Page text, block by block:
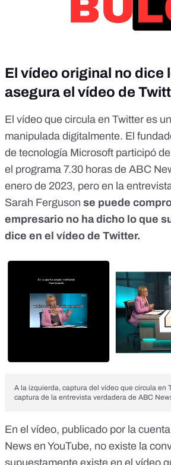
El vídeo original no dice
asegura el vídeo de
El vídeo que circula en Twitter es
manipulada digitalmente. El
de tecnología Microsoft participó
el programa 7.30 horas de ABC
enero de 2023, pero en la
Sarah Ferguson se puede
empresario no ha dicho lo que
dice en el vídeo de Twitter.
A la izquierda, captura del vídeo que circula en
captura de la entrevista verdadera de ABC
En el vídeo, publicado por la
News en YouTube, no existe la
supuestamente existe en el vídeo